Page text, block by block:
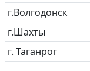
г.Волгодонск
г.Шахты
г. Таганрог